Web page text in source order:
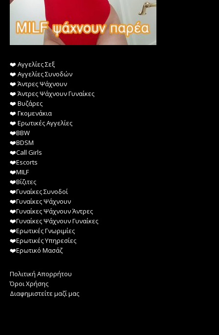
❤️️ Αγγελίες Σεξ
❤️️ Αγγελίες Συνοδών
❤️️ Άντρες Ψάχνουν
❤️️ Άντρες Ψάχνουν Γυναίκες
❤️️ Βυζάρες
❤️️ Γκομενάκια
❤️️ Ερωτικές Αγγελίες
❤️️BBW
❤️️BDSM
❤️️Call Girls
❤️️Escorts
❤️️MILF
❤️️Βίζιτες
❤️️Γυναίκες Συνοδοί
❤️️Γυναίκες Ψάχνουν
❤️️Γυναίκες Ψάχνουν Άντρες
❤️️Γυναίκες Ψάχνουν Γυναίκες
❤️️Ερωτικές Γνωριμίες
❤️️Ερωτικές Υπηρεσίες
❤️️Ερωτικό Μασάζ
Πολιτική Απορρήτου
Όροι Χρήσης
Διαφημιστείτε μαζί μας